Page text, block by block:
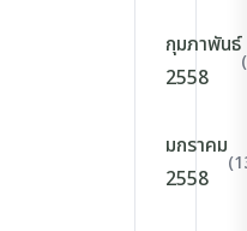
กุมภาพันธ์
2558
มกราคม
2558